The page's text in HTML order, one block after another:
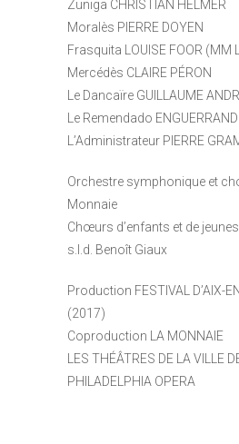
Zuniga CHRISTIAN HELMER
Moralès PIERRE DOYEN
Frasquita
LOUISE FOOR (MM
Mercédès CLAIRE PÉRON
Le Dancaïre GUILLAUME
Le Remendado
L’Administrateur PIERRE
Orchestre symphonique et
Monnaie
Chœurs d’enfants et de
s.l.d. Benoît Giaux
Production FESTIVAL D’AIX-
(2017)
Coproduction
LA MONNAIE
LES THÉÂTRES DE LA VILLE
PHILADELPHIA OPERA